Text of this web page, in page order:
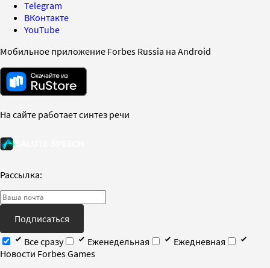
Telegram
ВКонтакте
YouTube
Мобильное приложение Forbes Russia на Android
На сайте работает синтез речи
Рассылка:
Подписаться
Все сразу
Еженедельная
Ежедневная
Новости Forbes Games